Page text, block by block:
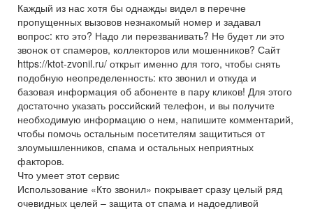
Каждый из нас хотя бы однажды видел в перечне
пропущенных вызовов незнакомый номер и задавал
вопрос: кто это? Надо ли перезванивать? Не будет ли это
звонок от спамеров, коллекторов или мошенников? Сайт
https://ktot-zvonil.ru/ открыт именно для того, чтобы снять
подобную неопределенность: кто звонил и откуда и
базовая информация об абоненте в пару кликов! Для этого
достаточно указать российский телефон, и вы получите
необходимую информацию о нем, напишите комментарий,
чтобы помочь остальным посетителям защититься от
злоумышленников, спама и остальных неприятных
факторов.
Что умеет этот сервис
Использование «Кто звонил» покрывает сразу целый ряд
очевидных целей – защита от спама и надоедливой